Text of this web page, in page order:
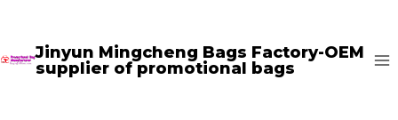
content
Jinyun Mingcheng Bags Factory-OEM
supplier of promotional bags